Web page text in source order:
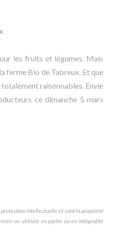
les fruits et légumes. Mais
ferme Bio de Tabreux. Et que
raisonnables. Envie
ce dimanche 5 mars
protection intellectuelle et sont la propriété
ou utilisée en partie ou en intégralité